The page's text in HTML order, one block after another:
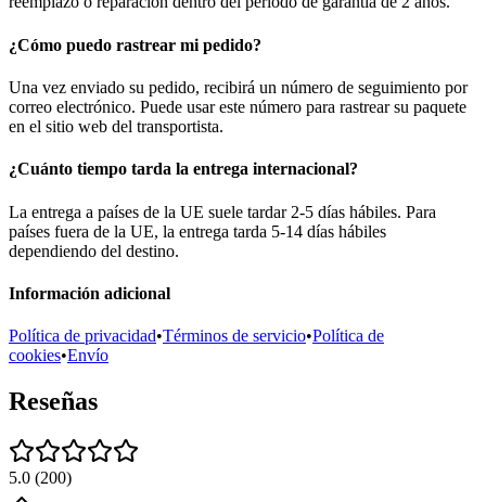
¿Cómo puedo rastrear mi pedido?
Una vez enviado su pedido, recibirá un número de seguimiento por
correo electrónico. Puede usar este número para rastrear su paquete
en el sitio web del transportista.
¿Cuánto tiempo tarda la entrega internacional?
La entrega a países de la UE suele tardar 2-5 días hábiles. Para
países fuera de la UE, la entrega tarda 5-14 días hábiles
dependiendo del destino.
Información adicional
Política de privacidad•Términos de servicio•Política de
cookies•Envío
Reseñas
5.0 (200)